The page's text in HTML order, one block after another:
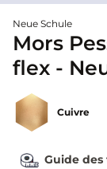
Neue Schule
Mors
flex -
Cuivre
Guide des